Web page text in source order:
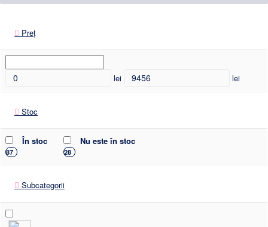
Preț
lei lei
Stoc
În stoc
87
Nu este în stoc
28
Subcategorii